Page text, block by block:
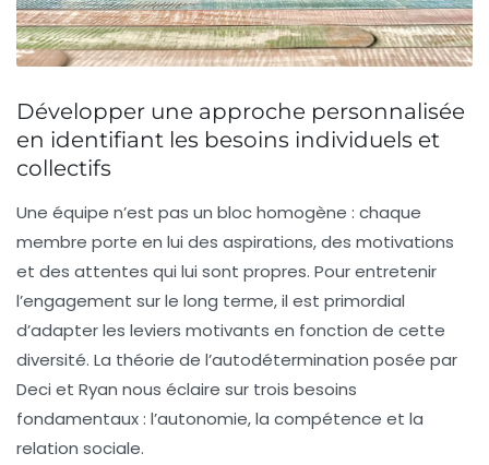
Développer une approche personnalisée
en identifiant les besoins individuels et
collectifs
Une équipe n’est pas un bloc homogène : chaque
membre porte en lui des aspirations, des motivations
et des attentes qui lui sont propres. Pour entretenir
l’engagement sur le long terme, il est primordial
d’adapter les leviers motivants en fonction de cette
diversité. La théorie de l’autodétermination posée par
Deci et Ryan nous éclaire sur trois besoins
fondamentaux : l’autonomie, la compétence et la
relation sociale.